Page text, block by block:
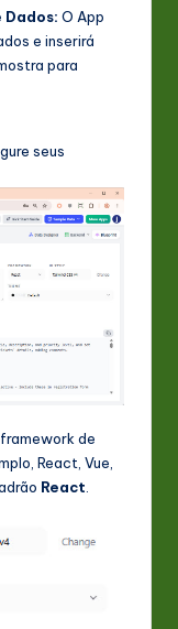
Dados: O App
e inserirá
para
seus
de
React, Vue,
React.